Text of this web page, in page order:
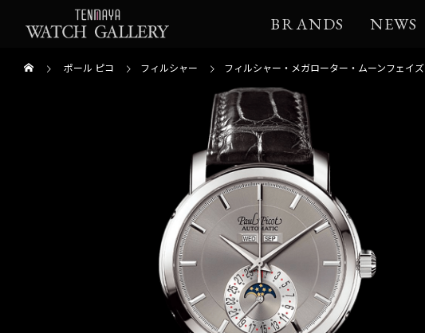
BRANDS NEWS
ポール ピコ フィルシャー フィルシャー・メガローター・ムーンフェイズ